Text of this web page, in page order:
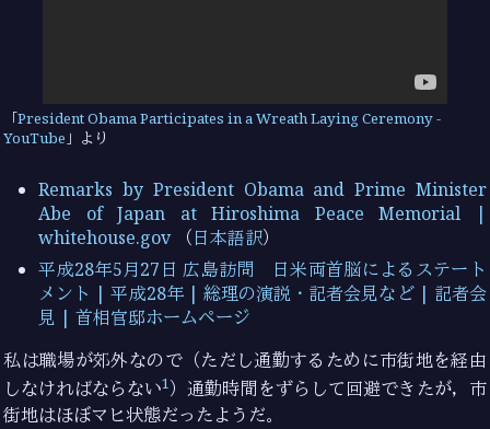
President Obama Participates in a Wreath Laying Ceremony -
YouTube
より
Remarks by President Obama and Prime Minister
Abe of Japan at Hiroshima Peace Memorial |
whitehouse.gov（日本語訳）
平成28年5月27日 広島訪問 日米両首脳によるステート
メント | 平成28年 | 総理の演説・記者会見など | 記者会
見 | 首相官邸ホームページ
私は職場が郊外なので（ただし通勤するために市街地を経由
しなければならない1）通勤時間をずらして回避できたが，市
街地はほぼマヒ状態だったようだ。